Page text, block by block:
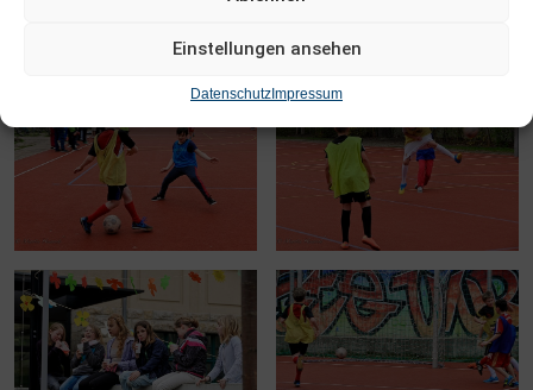
Einstellungen ansehen
DatenschutzImpressum